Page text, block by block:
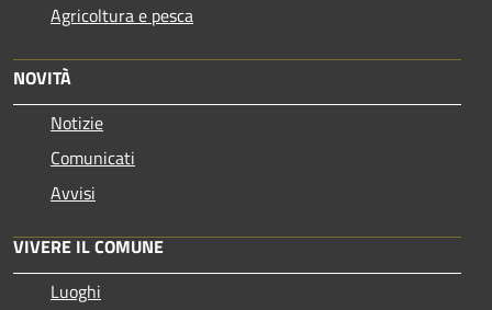
Agricoltura e pesca
NOVITÀ
Notizie
Comunicati
Avvisi
VIVERE IL COMUNE
Luoghi